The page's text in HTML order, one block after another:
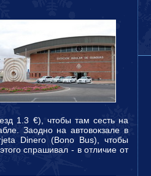
1.3 €), чтобы там сесть на
Заодно на автовокзале в
Dinero (Bono Bus), чтобы
спрашивал - в отличие от